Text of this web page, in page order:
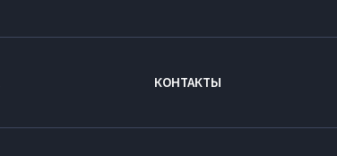
КОНТАКТЫ